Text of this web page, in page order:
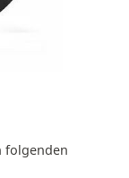
folgenden